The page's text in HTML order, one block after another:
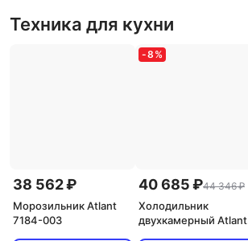
Техника для кухни
38 562 ₽
Морозильник Atlant
7184-003
-8 %
40 685 ₽44 346 ₽
Холодильник
двухкамерный Atlant